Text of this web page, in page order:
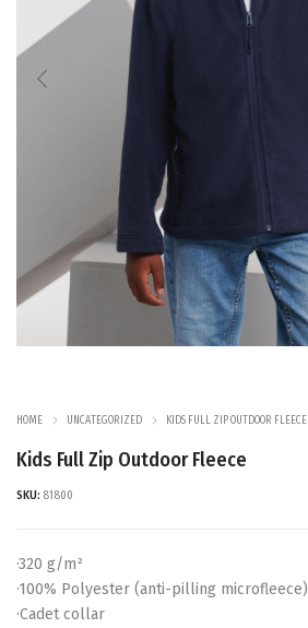
HOME UNCATEGORIZED KIDS FULL ZIP OUTDOOR FLEECE
Kids Full Zip Outdoor Fleece
SKU: 81800
·320 g/m²
·100% Polyester (anti-pilling microfleece)
·Cadet collar